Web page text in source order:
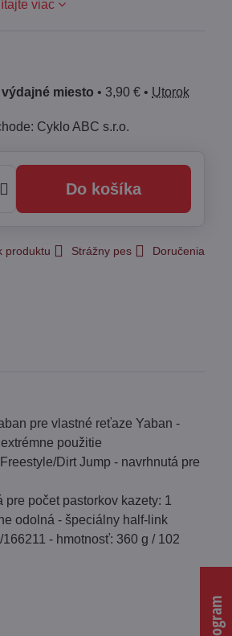
viac
výdajné miesto •3,90 € • Utorok
Cyklo ABC s.r.o.
Do košíka
produktu Strážny pes Doručenia
pre vlastné reťaze Yaban -
použitie
Dirt Jump - navrhnutá pre
počet pastorkov kazety: 1
odolná - špeciálny half-link
- hmotnosť: 360 g / 102